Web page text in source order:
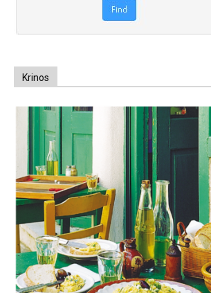
Krinos